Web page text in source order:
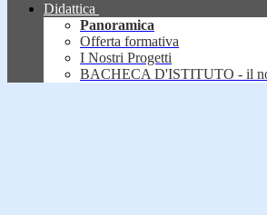
Didattica
Panoramica
Offerta formativa
I Nostri Progetti
BACHECA D'ISTITUTO - il